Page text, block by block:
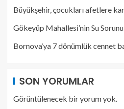
Büyükşehir, çocukları afetlere
Gökeyüp Mahallesi’nin Su
Bornova’ya 7 dönümlük cennet
SON YORUMLAR
Görüntülenecek bir yorum yok.